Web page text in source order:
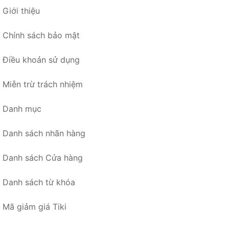
Giới thiệu
Chính sách bảo mật
Điều khoản sử dụng
Miễn trừ trách nhiệm
Danh mục
Danh sách nhãn hàng
Danh sách Cửa hàng
Danh sách từ khóa
Mã giảm giá Tiki